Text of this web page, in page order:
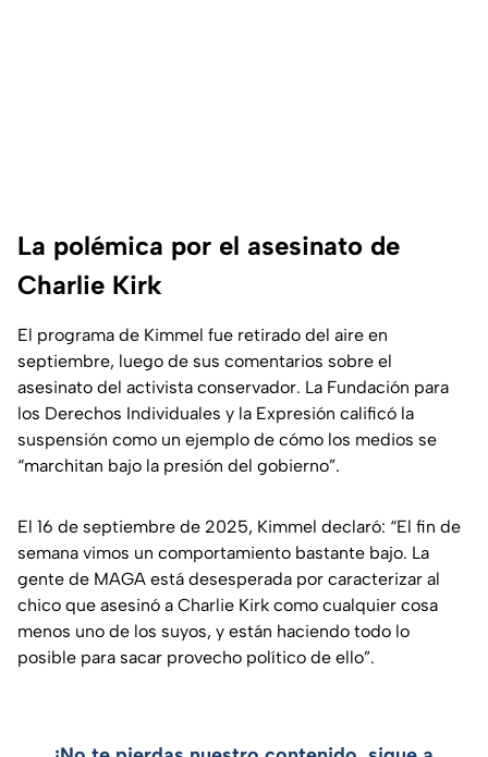
La polémica por el asesinato de
Charlie Kirk
El programa de Kimmel fue retirado del aire en
septiembre, luego de sus comentarios sobre el
asesinato del activista conservador. La Fundación para
los Derechos Individuales y la Expresión calificó la
suspensión como un ejemplo de cómo los medios se
“marchitan bajo la presión del gobierno”.
El 16 de septiembre de 2025, Kimmel declaró: “El fin de
semana vimos un comportamiento bastante bajo. La
gente de MAGA está desesperada por caracterizar al
chico que asesinó a Charlie Kirk como cualquier cosa
menos uno de los suyos, y están haciendo todo lo
posible para sacar provecho político de ello”.